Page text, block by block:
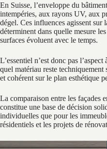
En Suisse, l’enveloppe du
intempéries, aux rayons UV, aux
dégel. Ces influences agissent sur
déterminent dans quelle mesure
surfaces évoluent avec le temps.
L’essentiel n’est donc pas
quel matériau reste
et cohérent sur le plan esthétique
La comparaison entre les façades
constitue une base de décision
individuelles que pour les
résidentiels et les projets de